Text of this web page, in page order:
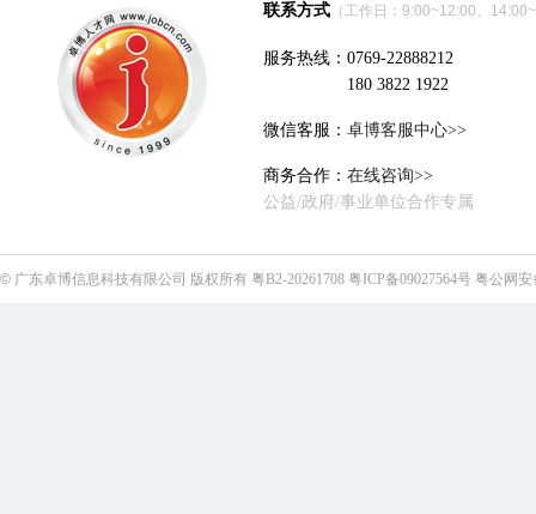
联系方式 （工作日：9:00~12:00、
服务热线：0769-22888212
180 3822 1922
微信客服： 卓博客服中心>>
商务合作： 在线咨询>>
公益/政府/事业单位合作专属
© 广东卓博信息科技有限公司 版权所有 粤B2-20261708 粤ICP备09027564号 粤公网安